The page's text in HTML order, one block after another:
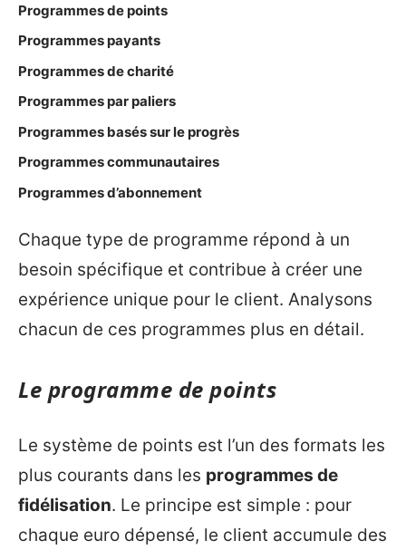
Programmes de points
Programmes payants
Programmes de charité
Programmes par paliers
Programmes basés sur le progrès
Programmes communautaires
Programmes d’abonnement
Chaque type de programme répond à un
besoin spécifique et contribue à créer une
expérience unique pour le client. Analysons
chacun de ces programmes plus en détail.
Le programme de points
Le système de points est l’un des formats les
plus courants dans les programmes de
fidélisation. Le principe est simple : pour
chaque euro dépensé, le client accumule des